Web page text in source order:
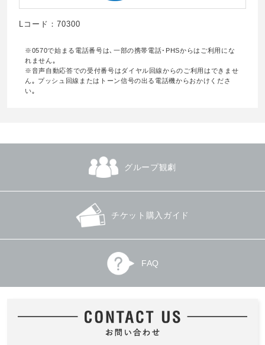
Lコード：70300
※0570で始まる電話番号は､一部の携帯電話･PHSからはご利用にな
れません｡
※音声自動応答での受付番号はダイヤル回線からのご利用はできませ
ん｡ プッシュ回線またはトーン信号の出る電話機からおかけくださ
い｡
グループ観劇
チケット購入ガイド
FAQ